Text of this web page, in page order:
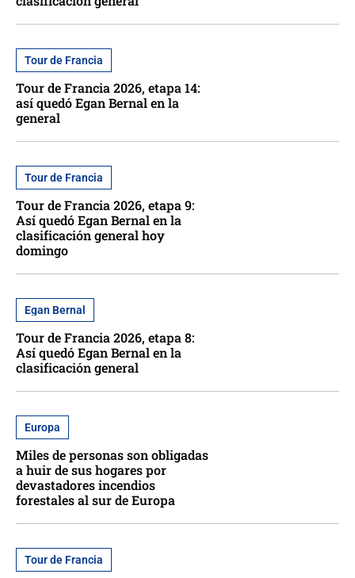
Tour de Francia
Tour de Francia 2026, etapa 14:
así quedó Egan Bernal en la
general
Tour de Francia
Tour de Francia 2026, etapa 9:
Así quedó Egan Bernal en la
clasificación general hoy
domingo
Egan Bernal
Tour de Francia 2026, etapa 8:
Así quedó Egan Bernal en la
clasificación general
Europa
Miles de personas son obligadas
a huir de sus hogares por
devastadores incendios
forestales al sur de Europa
Tour de Francia